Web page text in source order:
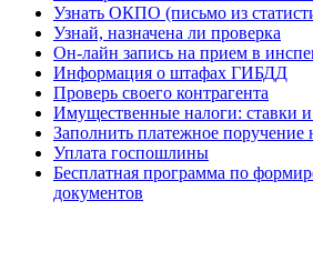
Узнать ОКПО (письмо из
Узнай, назначена ли проверка
Он-лайн запись на прием в
Информация о штафах ГИБДД
Проверь своего контрагента
Имущественные налоги: ставки
Заполнить платежное поручение
Уплата госпошлины
Бесплатная программа по
документов